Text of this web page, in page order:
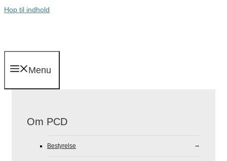
Hop til indhold
Menu
Om PCD
Bestyrelse